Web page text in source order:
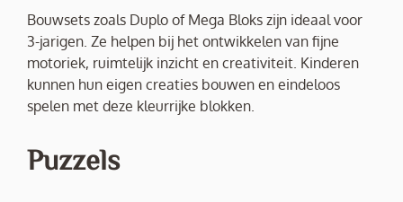
Bouwsets zoals Duplo of Mega Bloks zijn ideaal voor
3-jarigen. Ze helpen bij het ontwikkelen van fijne
motoriek, ruimtelijk inzicht en creativiteit. Kinderen
kunnen hun eigen creaties bouwen en eindeloos
spelen met deze kleurrijke blokken.
Puzzels